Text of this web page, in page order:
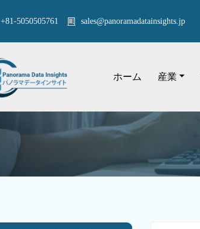
+81-5050505761 sales@panoramadatainsights.jp
ホーム 産業